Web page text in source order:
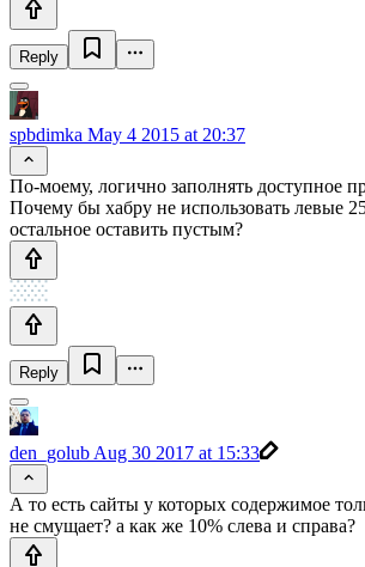
Reply
spbdimka May 4 2015 at 20:37
По-моему, логично заполнять доступное
Почему бы хабру не использовать левые
остальное оставить пустым?
Reply
den_golub Aug 30 2017 at 15:33
А то есть сайты у которых содержимое
не смущает? а как же 10% слева и справа?